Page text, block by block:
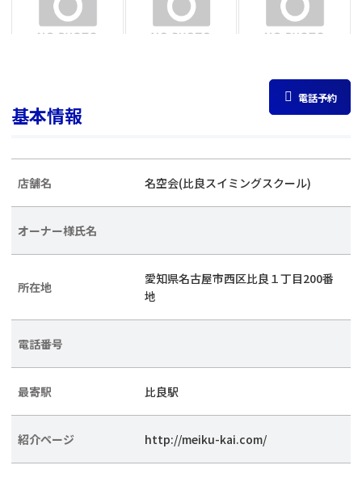
電話予約
基本情報
店舗名 名空会(比良スイミングスクール)
オーナー様氏名
所在地
愛知県名古屋市西区比良１丁目200番
地
電話番号
最寄駅 比良駅
紹介ページ http://meiku-kai.com/